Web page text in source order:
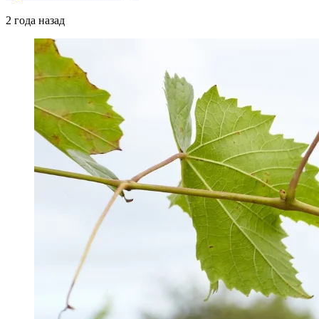
2 года назад